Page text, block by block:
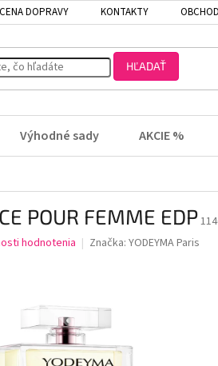
CENA DOPRAVY KONTAKTY
HĽADAŤ
Výhodné sady AKCIE %
POUR FEMME EDP
hodnotenia Značka: YODEYMA Paris